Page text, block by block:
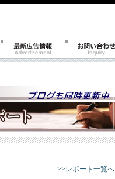
>>レポート一覧へ